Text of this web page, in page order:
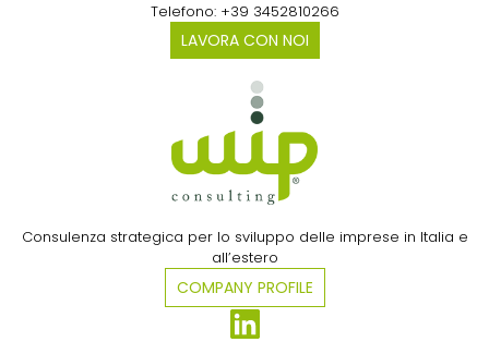
Consulenza strategica per lo sviluppo delle imprese in Italia e
all’estero​
COMPANY PROFILE
Telefono: +39 3452810266
LAVORA CON NOI